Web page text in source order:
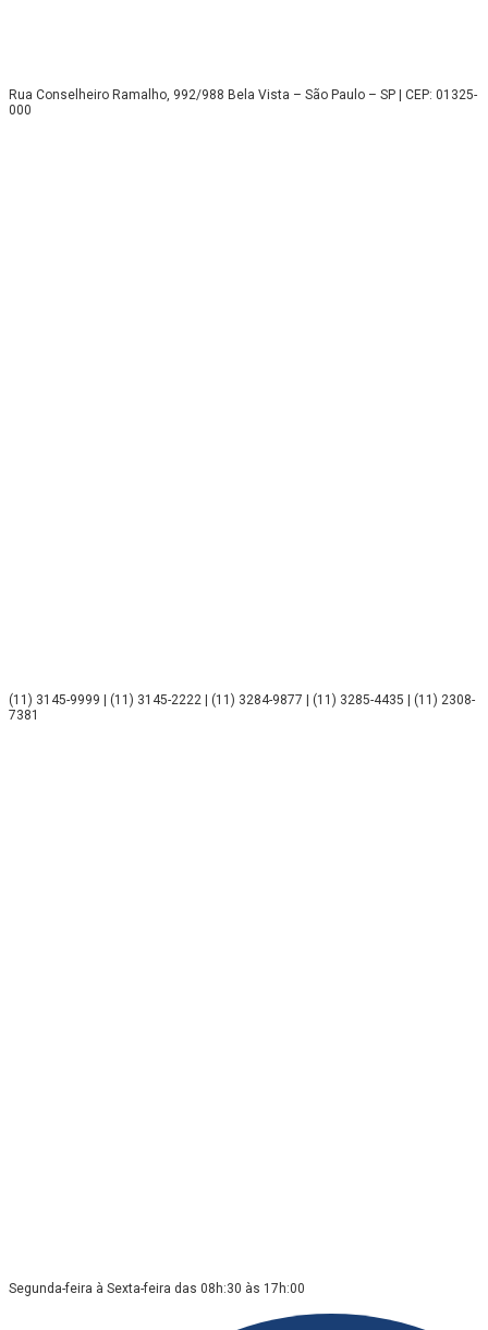
Rua Conselheiro Ramalho, 992/988 Bela Vista – São Paulo – SP | CEP: 01325-
000
(11) 3145-9999 | (11) 3145-2222 | (11) 3284-9877 | (11) 3285-4435 | (11) 2308-
7381
Segunda-feira à Sexta-feira das 08h:30 às 17h:00